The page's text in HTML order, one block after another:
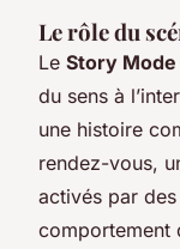
Le rôle du
Le Story Mode
du sens à
une histoire
rendez-vous,
activés par
comportement